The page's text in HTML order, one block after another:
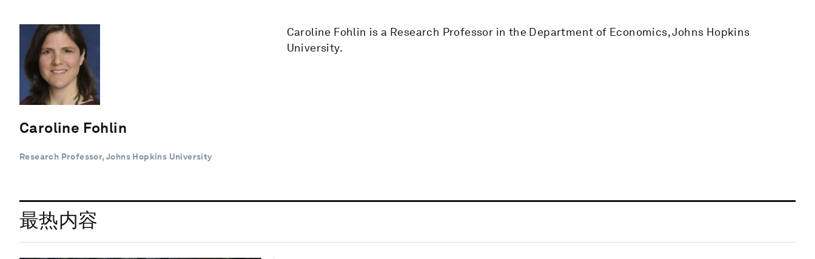
Caroline Fohlin
Research Professor, Johns Hopkins University
Caroline Fohlin is a Research Professor in the Department of Economics, Johns Hopkins
University.
最热内容